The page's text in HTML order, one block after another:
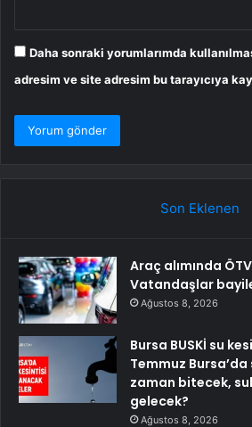
Daha sonraki yorumlarımda
adresim ve site adresim bu tarayıcıya
Son Eklenen
Araç alımında
Vatandaşlar
Ağustos 8, 2026
Bursa BUSKİ su
Temmuz
zaman bitecek,
gelecek?
Ağustos 8, 2026